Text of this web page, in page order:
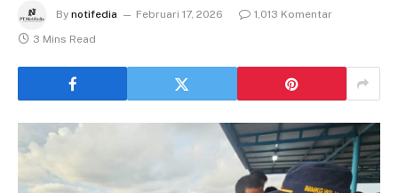
By notifedia Februari 17, 2026
1,013 Komentar
3 Mins Read